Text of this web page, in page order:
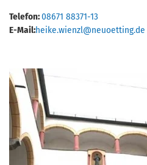
Telefon:08671 88371-13
E-Mail:heike.wienzl@neuoetting.de